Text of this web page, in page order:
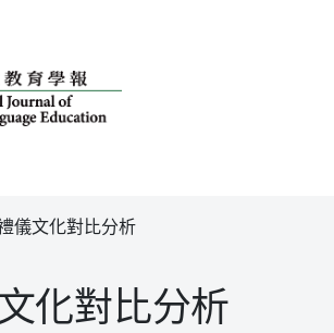
儀文化對比分析
化對比分析